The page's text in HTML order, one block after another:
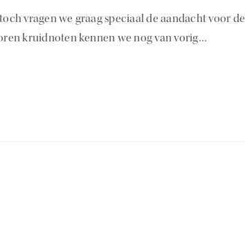
vragen we graag speciaal de aandacht voor de
kruidnoten kennen we nog van vorig…